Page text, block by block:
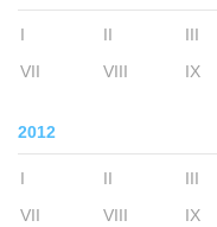
I II III
VII
VIII IX
2012
I II III
VII
VIII IX